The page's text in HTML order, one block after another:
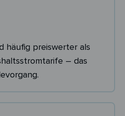
häufig preiswerter als
– das